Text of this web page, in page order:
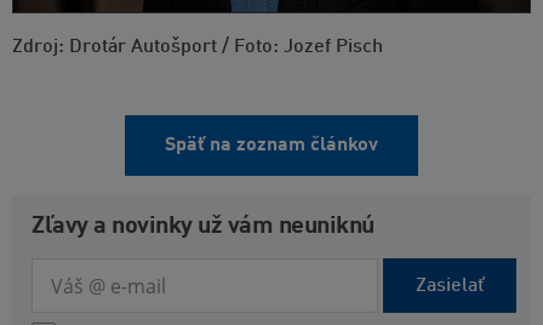
Zdroj: Drotár Autošport / Foto: Jozef Pisch
Späť na zoznam článkov
Zľavy a novinky už vám neuniknú
Zasielať